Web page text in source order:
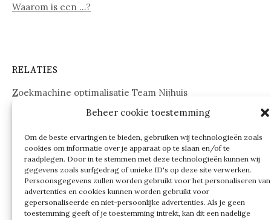
Beheer cookie toestemming
Om de beste ervaringen te bieden, gebruiken wij technologieën zoals
cookies om informatie over je apparaat op te slaan en/of te
raadplegen. Door in te stemmen met deze technologieën kunnen wij
gegevens zoals surfgedrag of unieke ID's op deze site verwerken.
Persoonsgegevens zullen worden gebruikt voor het personaliseren van
advertenties en cookies kunnen worden gebruikt voor
gepersonaliseerde en niet-persoonlijke advertenties. Als je geen
toestemming geeft of je toestemming intrekt, kan dit een nadelige
Waarom is een …?
RELATIES
Zoekmachine optimalisatie Team Nijhuis